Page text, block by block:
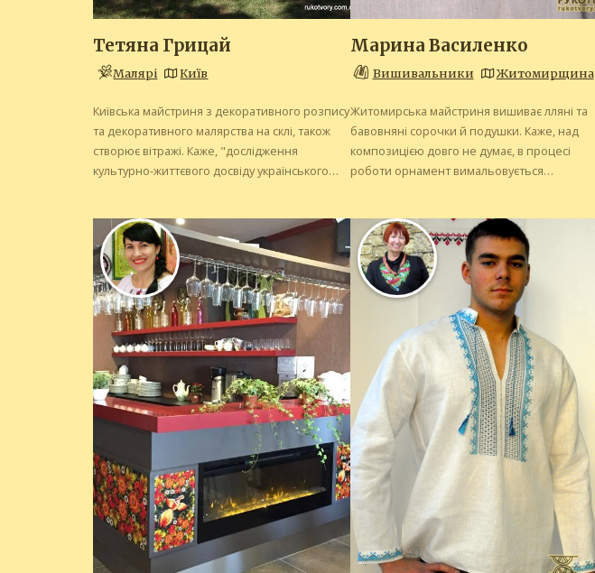
Тетяна Грицай
Малярі Київ
Київська майстриня з декоративного розпису
та декоративного малярства на склі, також
створює вітражі. Каже, "дослідження
культурно-життєвого досвіду українського
образи".
Марина Василенко
Вишивальники Житомирщина
Житомирська майстриня вишиває лляні та
бавовняні сорочки й подушки. Каже, над
композицією довго не думає, в процесі
роботи орнамент вимальовується
надає сили та зміцнює здоров'я...